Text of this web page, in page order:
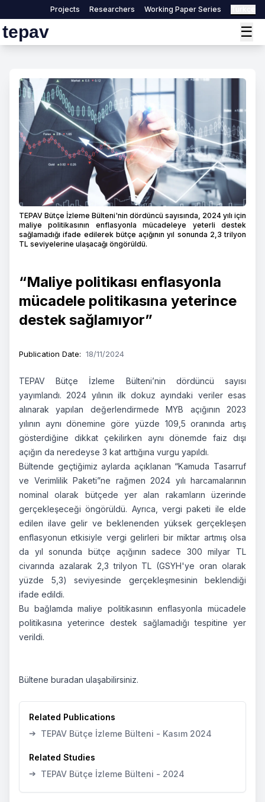
Projects Researchers Working Paper Series
tepav ☰
TEPAV Bütçe İzleme Bülteni'nin dördüncü sayısında, 2024 yılı için
maliye politikasının enflasyonla mücadeleye yeterli destek
sağlamadığı ifade edilerek bütçe açığının yıl sonunda 2,3 trilyon
TL seviyelerine ulaşacağı öngörüldü.
“Maliye politikası enflasyonla
mücadele politikasına yeterince
destek sağlamıyor”
Publication Date: 18/11/2024
TEPAV Bütçe İzleme Bülteni’nin dördüncü sayısı
yayımlandı. 2024 yılının ilk dokuz ayındaki veriler esas
alınarak yapılan değerlendirmede MYB açığının 2023
yılının aynı dönemine göre yüzde 109,5 oranında artış
gösterdiğine dikkat çekilirken aynı dönemde faiz dışı
açığın da neredeyse 3 kat arttığına vurgu yapıldı.
Bültende geçtiğimiz aylarda açıklanan “Kamuda Tasarruf
ve Verimlilik Paketi”ne rağmen 2024 yılı harcamalarının
nominal olarak bütçede yer alan rakamların üzerinde
gerçekleşeceği öngörüldü. Ayrıca, vergi paketi ile elde
edilen ilave gelir ve beklenenden yüksek gerçekleşen
enflasyonun etkisiyle vergi gelirleri bir miktar artmış olsa
da yıl sonunda bütçe açığının sadece 300 milyar TL
civarında azalarak 2,3 trilyon TL (GSYH'ye oran olarak
yüzde 5,3) seviyesinde gerçekleşmesinin beklendiği
ifade edildi.
Bu bağlamda maliye politikasının enflasyonla mücadele
politikasına yeterince destek sağlamadığı tespitine yer
verildi.
Bültene buradan ulaşabilirsiniz.
Related Publications
➔ TEPAV Bütçe İzleme Bülteni - Kasım 2024
Related Studies
➔ TEPAV Bütçe İzleme Bülteni - 2024